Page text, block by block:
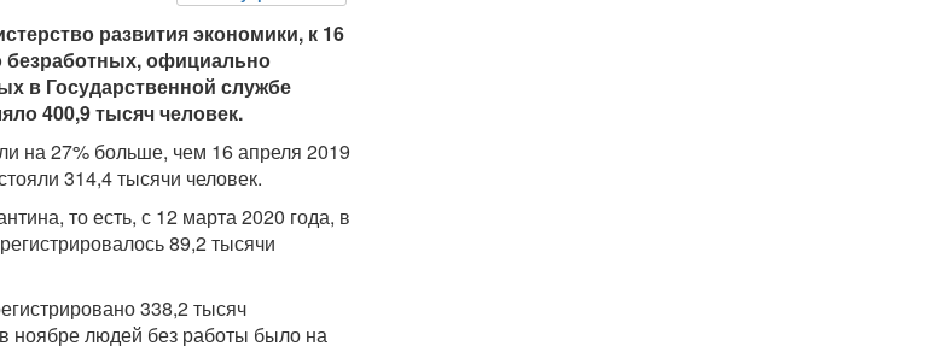
развития экономики, к 16
безработных, официально
в Государственной службе
400,9 тысяч человек.
на 27% больше, чем 16 апреля 2019
314,4 тысячи человек.
то есть, с 12 марта 2020 года, в
89,2 тысячи
338,2 тысяч
ноябре людей без работы было на